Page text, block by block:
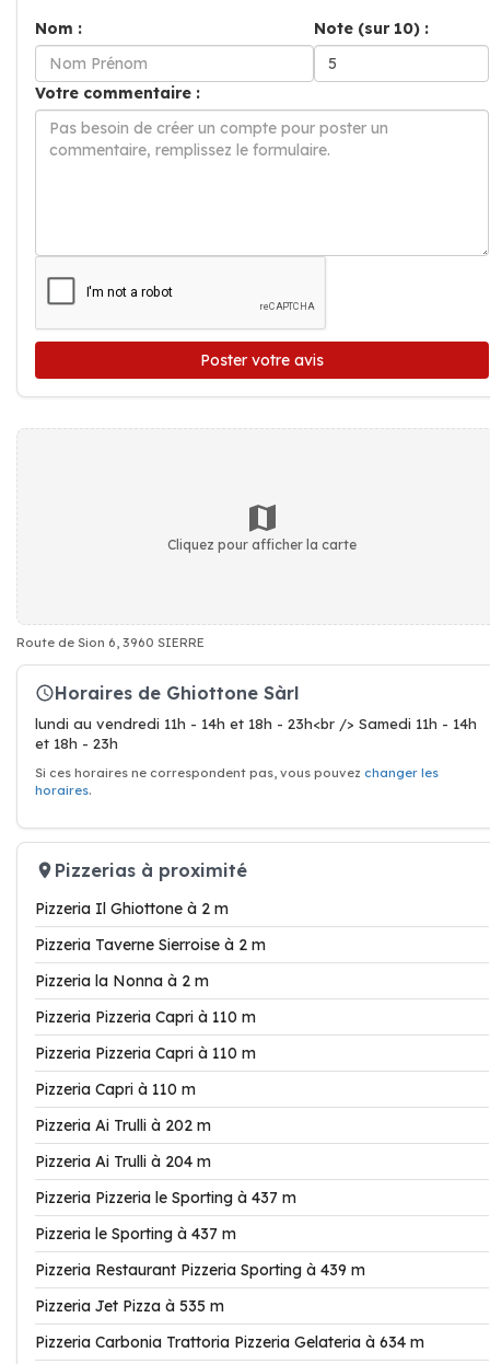
Nom :
Note (sur 10) :
Votre commentaire :
Poster votre avis
Cliquez pour afficher la carte
Route de Sion 6, 3960 SIERRE
Horaires de Ghiottone Sàrl
lundi au vendredi 11h - 14h et 18h - 23h<br /> Samedi 11h - 14h
et 18h - 23h
Si ces horaires ne correspondent pas, vous pouvez changer les
horaires.
Pizzerias à proximité
Pizzeria Il Ghiottone à 2 m
Pizzeria Taverne Sierroise à 2 m
Pizzeria la Nonna à 2 m
Pizzeria Pizzeria Capri à 110 m
Pizzeria Pizzeria Capri à 110 m
Pizzeria Capri à 110 m
Pizzeria Ai Trulli à 202 m
Pizzeria Ai Trulli à 204 m
Pizzeria Pizzeria le Sporting à 437 m
Pizzeria le Sporting à 437 m
Pizzeria Restaurant Pizzeria Sporting à 439 m
Pizzeria Jet Pizza à 535 m
Pizzeria Carbonia Trattoria Pizzeria Gelateria à 634 m